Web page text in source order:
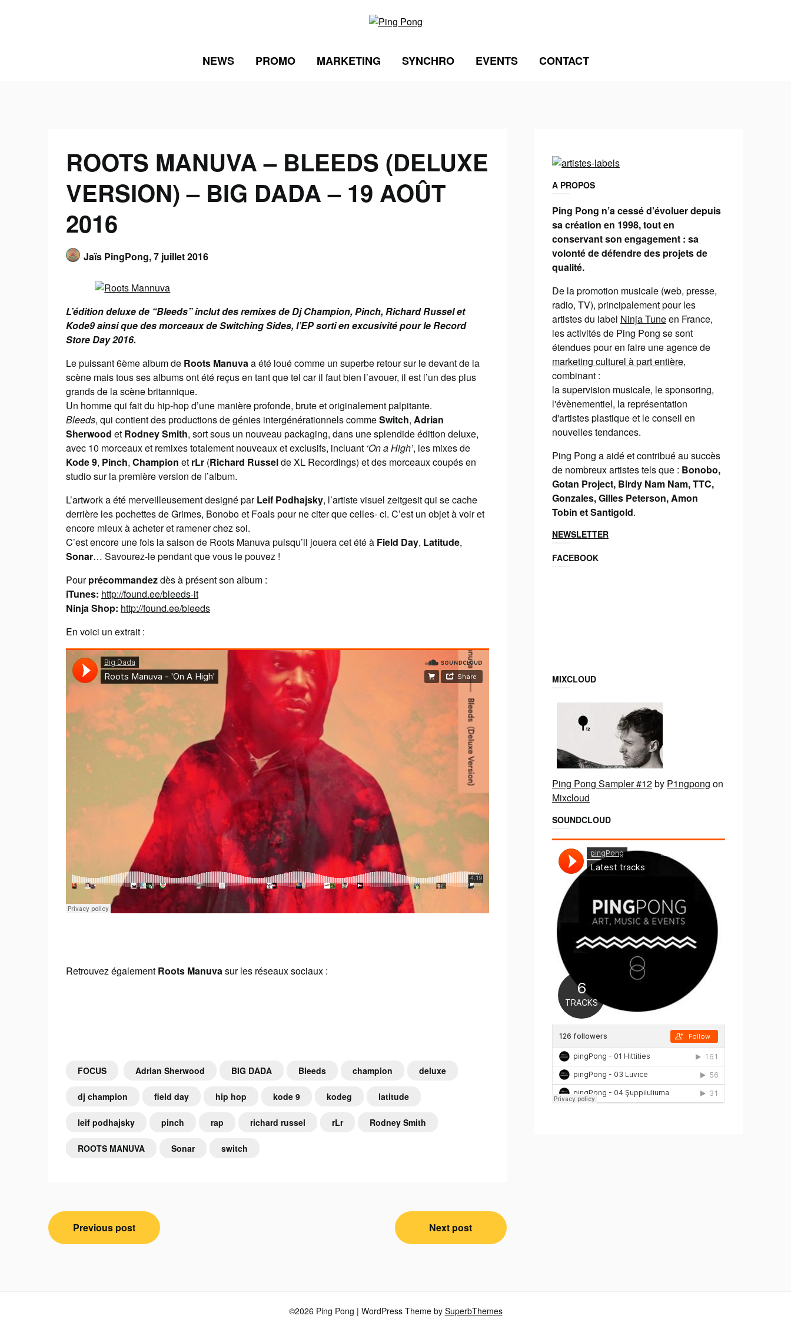
NEWS PROMO MARKETING SYNCHRO EVENTS CONTACT
ROOTS MANUVA – BLEEDS (DELUXE
VERSION) – BIG DADA – 19 AOÛT
2016
Jaïs PingPong,7 juillet 2016
L’édition deluxe de “Bleeds” inclut des remixes de Dj Champion, Pinch, Richard Russel et
Kode9 ainsi que des morceaux de Switching Sides, l’EP sorti en excusivité pour le Record
Store Day 2016.
Le puissant 6ème album de Roots Manuvaa été loué comme un superbe retour sur le devant de la
scène mais tous ses albums ont été reçus en tant que tel car il faut bien l’avouer, il est l’un des plus
grands de la scène britannique.
Un homme qui fait du hip-hop d’une manière profonde, brute et originalement palpitante.
Bleeds, qui contient des productions de génies intergénérationnels commeSwitch, Adrian
Sherwood et Rodney Smith, sort sous un nouveau packaging, dans une splendide édition deluxe,
avec 10 morceaux et remixes totalement nouveaux et exclusifs, incluant ‘On a High’, les mixes de
Kode 9, Pinch, Champion et rLr (Richard Russelde XL Recordings) et des morceaux coupés en
studio sur la première version de l’album.
L’artwork a été merveilleusement designé parLeif Podhajsky, l’artiste visuel zeitgesit qui se cache
derrière les pochettes de Grimes, Bonobo et Foals pour ne citer que celles- ci. C’est un objet à voir et
encore mieux à acheter et ramener chez soi.
C’est encore une fois la saison de Roots Manuva puisqu’il jouera cet été à Field Day, Latitude,
Sonar… Savourez-le pendant que vous le pouvez !
Pourprécommandezdès à présent son album :
iTunes: http://found.ee/bleeds-it
Ninja Shop: http://found.ee/bleeds
En voici un extrait :
Retrouvez également Roots Manuvasur les réseaux sociaux :
FOCUS Adrian Sherwood BIG DADA Bleeds champion deluxe
dj champion field day hip hop kode 9 kodeg latitude
leif podhajsky pinch rap richard russel rLr Rodney Smith
ROOTS MANUVA Sonar switch
Navigation
de
Previous post Next post
A PROPOS
Ping Pong n’a cessé d’évoluer depuis
sa création en 1998, tout en
conservant son engagement : sa
volonté de défendre des projets de
qualité.
De la promotion musicale (web, presse,
radio, TV), principalement pour les
artistes du label Ninja Tuneen France,
les activités de Ping Pong se sont
étendues pour en faire une agence de
marketing culturel à part entière,
combinant :
la supervision musicale, le sponsoring,
l'évènementiel, la représentation
d'artistes plastique et le conseil en
nouvelles tendances.
Ping Pong a aidé et contribué au succès
de nombreux artistes tels que : Bonobo,
Gotan Project, Birdy Nam Nam, TTC,
Gonzales, Gilles Peterson, Amon
Tobin et Santigold.
NEWSLETTER
FACEBOOK
MIXCLOUD
Ping Pong Sampler #12by P1ngpong on
Mixcloud
SOUNDCLOUD
©2026 Ping Pong | WordPress Theme by SuperbThemes